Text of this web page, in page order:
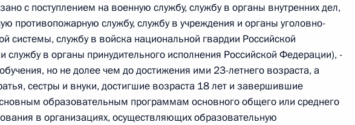
закон от 26.07.2026 г. № 264-ФЗ
в статью 13–2 Федерального закона «Об актах гражданского состояния»
силу пункта 1 части 13 статьи 3 Федерального закона «О внесении
закон „Об актах гражданского состояния“
с поступлением на военную службу, службу в органы внутренних дел,
противопожарную службу, службу в учреждения и органы уголовно-
системы, службу в войска национальной гвардии Российской
службу в органы принудительного исполнения Российской Федерации), -
но не долее чем до достижения ими 23-летнего возраста, а
сестры и внуки, достигшие возраста 18 лет и завершившие
образовательным программам основного общего или среднего
в организациях, осуществляющих образовательную